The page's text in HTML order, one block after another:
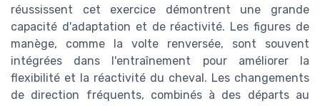
réussissent cet exercice démontrent une grande
capacité d'adaptation et de réactivité. Les figures de
manège, comme la volte renversée, sont souvent
intégrées dans l'entraînement pour améliorer la
flexibilité et la réactivité du cheval. Les changements
de direction fréquents, combinés à des départs au